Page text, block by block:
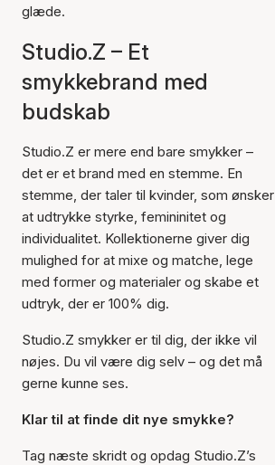
glæde.
Studio.Z – Et
smykkebrand med
budskab
Studio.Z er mere end bare smykker –
det er et brand med en stemme. En
stemme, der taler til kvinder, som ønsker
at udtrykke styrke, femininitet og
individualitet. Kollektionerne giver dig
mulighed for at mixe og matche, lege
med former og materialer og skabe et
udtryk, der er 100% dig.
Studio.Z smykker er til dig, der ikke vil
nøjes. Du vil være dig selv – og det må
gerne kunne ses.
Klar til at finde dit nye smykke?
Tag næste skridt og opdag Studio.Z’s